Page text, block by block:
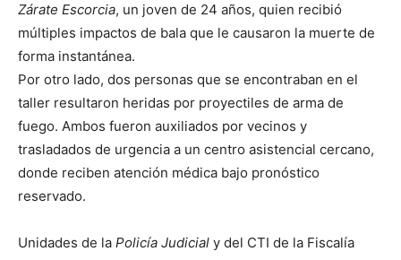
Zárate Escorcia, un joven de 24 años, quien recibió
múltiples impactos de bala que le causaron la muerte de
forma instantánea.
Por otro lado, dos personas que se encontraban en el
taller resultaron heridas por proyectiles de arma de
fuego. Ambos fueron auxiliados por vecinos y
trasladados de urgencia a un centro asistencial cercano,
donde reciben atención médica bajo pronóstico
reservado.
Unidades de la Policía Judicial y del CTI de la Fiscalía